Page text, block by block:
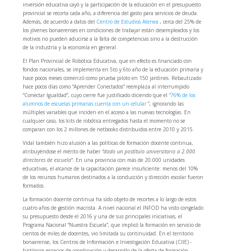
inversión educativa cayó y la participación de la educación en el presupuesto
provincial se recorta cada año, a diferencia del gasto para servicios de deuda.
Además, de acuerdo a datos del Centro de Estudios Atenea , cerca del 25% de
los jóvenes bonaerenses en condiciones de trabajar están desempleados y los
motivos no pueden aducirse a la falta de competencias sino a la destrucción
de la industria y la economía en general.
El Plan Provincial de Robótica Educativa, que en efecto es financiado con
fondos nacionales, se implementa en 5to y 6to año de la educación primaria y
hace pocos meses comenzó como prueba piloto en 150 jardines. Rebautizado
hace pocos días como “Aprender Conectados” reemplaza al interrumpido
“Conectar Igualdad”, cuyo cierre fue justificado diciendo que el “76% de los
alumnos de escuelas primarias cuenta con un celular”, ignorando las
múltiples variables que inciden en el acceso a las nuevas tecnologías. En
cualquier caso, los kits de robótica entregados hasta el momento no se
comparan con los 2 millones de netbooks distribuidos entre 2010 y 2015.
Vidal también hizo alusión a las políticas de formación docente continua,
atribuyéndose el mérito de haber“dado un postítulo universitario a 2.000
directores de escuela”. En una provincia con más de 20.000 unidades
educativas, el alcance de la capacitación parece insuficiente: menos del 10%
de los recursos humanos destinados a la conducción y dirección escolar fueron
formados.
La formación docente continua ha sido objeto de recortes a lo largo de estos
cuatro años de gestión macrista. A nivel nacional el INFOD ha visto congelado
su presupuesto desde el 2016 y una de sus principales iniciativas, el
Programa Nacional “Nuestra Escuela”, que implicó la formación en servicio de
cientos de miles de docentes, vio limitada su continuidad. En el territorio
bonaerense, los Centros de Información e Investigación Educativa (CIIE) -